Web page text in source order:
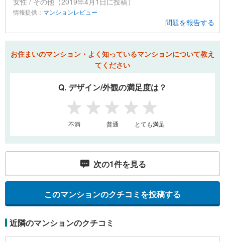
情報提供： マンションレビュー
問題を報告する
お住まいのマンション・よく知っているマンションについて教え
てください
Q. デザイン/外観の満足度は？
1 2 3 4 5
不満 普通 とても満足
次の1件を見る
このマンションのクチコミを投稿する
近隣のマンションのクチコミ